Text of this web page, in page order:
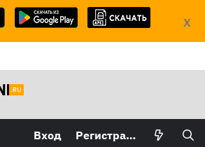
X
Вход Регистрация